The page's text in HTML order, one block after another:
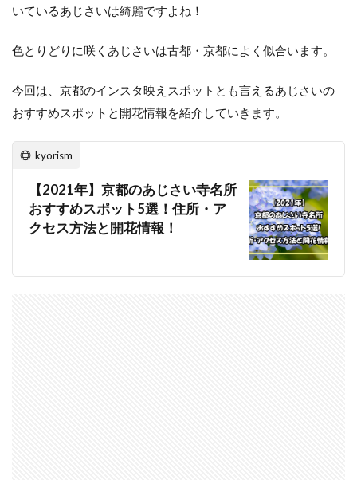
いているあじさいは綺麗ですよね！
色とりどりに咲くあじさいは古都・京都によく似合います。
今回は、京都のインスタ映えスポットとも言えるあじさいの
おすすめスポットと開花情報を紹介していきます。
kyorism
【2021年】京都のあじさい寺名所
おすすめスポット5選！住所・ア
クセス方法と開花情報！